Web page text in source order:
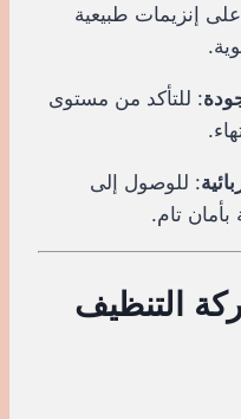
إنزيمات طبيعية
: للتأكد من مستوى
: للوصول إلى
بأمان تام.
التنظيف